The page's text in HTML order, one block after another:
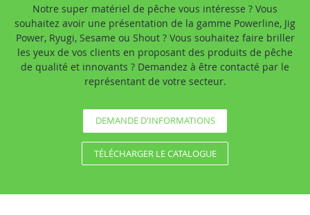
Notre super matériel de pêche vous intéresse ? Vous
souhaitez avoir une présentation de la gamme Powerline, Jig
Power, Ryugi, Sesame ou Shout ? Vous souhaitez faire briller
les yeux de vos clients en proposant des produits de pêche
de qualité et innovants ? Demandez à être contacté par le
représentant de votre secteur.
DEMANDE D'INFORMATIONS
TÉLÉCHARGER LE CATALOGUE